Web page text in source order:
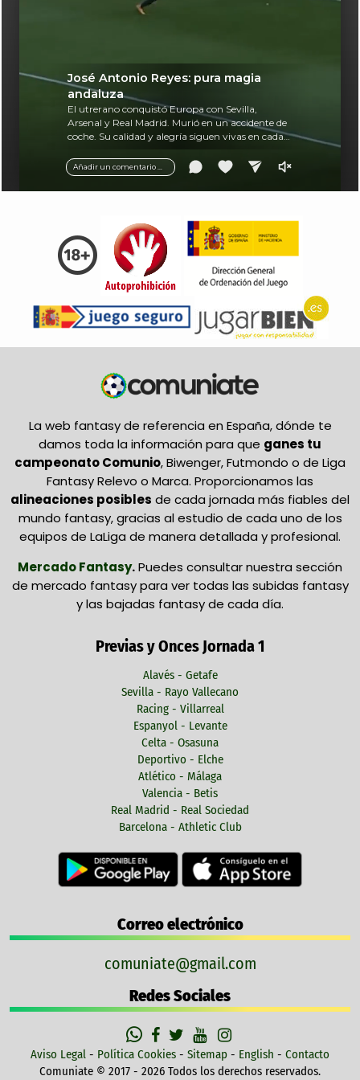
Añadir un comentario ...
José Antonio Reyes: pura magia
andaluza
El utrerano conquistó Europa con Sevilla,
Arsenal y Real Madrid. Murió en un accidente de
coche. Su calidad y alegría siguen vivas en cada
La web fantasy de referencia en España, dónde te
damos toda la información para que ganes tu
campeonato Comunio, Biwenger, Futmondo o de Liga
Fantasy Relevo o Marca. Proporcionamos las
alineaciones posibles de cada jornada más fiables del
mundo fantasy, gracias al estudio de cada uno de los
equipos de LaLiga de manera detallada y profesional.
Mercado Fantasy.Puedes consultar nuestra sección
de mercado fantasy para ver todas las subidas fantasy
y las bajadas fantasy de cada día.
Previas y Onces Jornada 1
Alavés - Getafe
Sevilla - Rayo Vallecano
Racing - Villarreal
Espanyol - Levante
Celta - Osasuna
Deportivo - Elche
Atlético - Málaga
Valencia - Betis
Real Madrid - Real Sociedad
Barcelona - Athletic Club
Correo electrónico
comuniate@gmail.com
Redes Sociales
Aviso Legal - Política Cookies - Sitemap - English - Contacto
Comuniate © 2017 - 2026 Todos los derechos reservados.